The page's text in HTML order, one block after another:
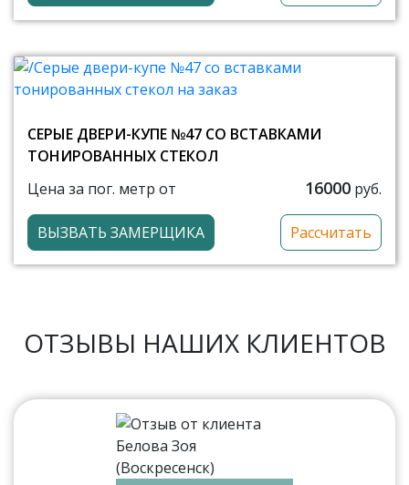
СЕРЫЕ ДВЕРИ-КУПЕ №47 СО ВСТАВКАМИ
ТОНИРОВАННЫХ СТЕКОЛ
Цена за пог. метр от
16000 руб.
ВЫЗВАТЬ ЗАМЕРЩИКА Рассчитать
ОТЗЫВЫ НАШИХ КЛИЕНТОВ